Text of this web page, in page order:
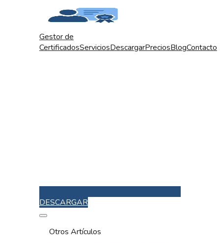
Gestor de
CertificadosServiciosDescargarPreciosBlogContacto
DESCARGAR
Otros Artículos